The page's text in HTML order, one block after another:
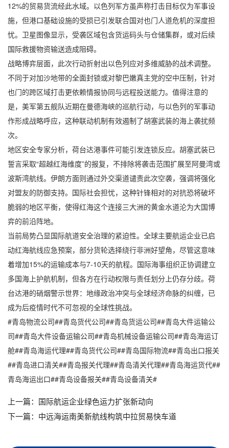
12%的贸易货流经此水域。以色列军方虽声称打击目标仅为军事设
施，但港口基础设施的受损已引发联合国对也门人道危机的深度担
忧。卫星图像显示，受袭区域包含货运码头与仓储集群，或对后续
国际救援物资输送造成阻碍。
战略博弈层面，此次行动折射出以色列应对多维威胁的战术调整。
不同于对加沙地带的全面封锁或对黎巴嫩真主党的空中压制，针对
也门的跨区域打击更依赖情报协同与远程投送能力。值得注意的
是，美军第五舰队近期在曼德海峡的巡航行动，与以色列的军事动
作形成战略呼应，这种联动机制有效遏制了胡塞武装的海上袭扰频
次。
地区安全专家分析，荷台达港事件可能引发连锁反应。胡塞武装已
誓言采取“超越红海维度”的报复，不排除将袭击范围扩展至阿曼湾或
波斯湾航线。伊朗方面则通过外交渠道谴责此次空袭，强调将强化
对盟友的防御支持。国际社会担忧，这种针锋相对的对抗恐将破坏
脆弱的地区平衡，使得红海这个连接三大洲的黄金水道沦为大国博
弈的前沿阵地。
当前局势凸显国际航道安全治理的紧迫性。全球主要航运企业已启
动红海航线应急预案，部分货轮选择绕行非洲好望角，尽管这意味
着增加15%的运输成本与7-10天的航程。国际海事组织正协调建立
多国海上护航机制，但各方在行动权限与责任划分上仍存分歧。荷
台达港的硝烟警示世界：地缘政治冲突与全球经济命脉的纠缠，已
成为后疫情时代不可忽视的全球性挑战。
#青岛物流公司##青岛货代公司##青岛货运公司##青岛大件运输公
司##青岛大件设备运输公司##青岛机械设备运输公司##青岛海运订
舱##青岛海运代理##青岛货代公司##青岛国际物流##青岛出口报关
##青岛进口清关##青岛报关代理##青岛清关代理##青岛海运货代##
青岛海运出口##青岛设备报关##青岛设备清关#
上一篇： 国际航运企业绿色运力扩张新动向
下一篇： 中远海运南美新航线构筑中拉贸易快车道